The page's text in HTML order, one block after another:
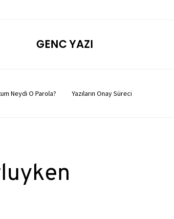
GENC YAZI
Neydi O Parola? Yazıların Onay Süreci